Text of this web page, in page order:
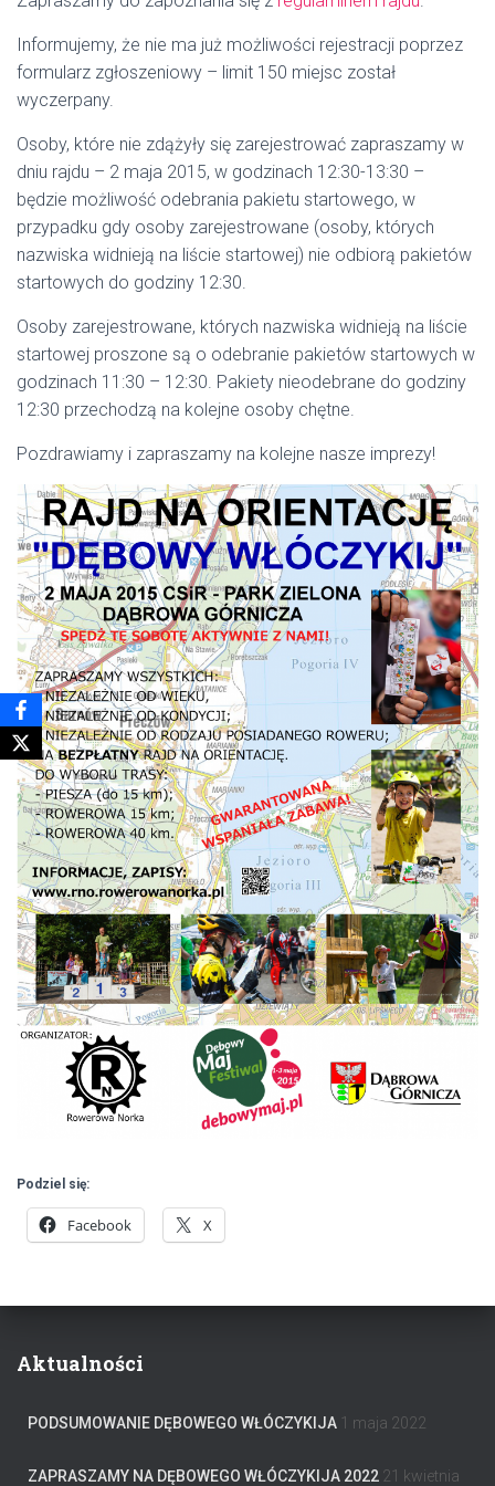
Informujemy, że nie ma już możliwości rejestracji poprzez
formularz zgłoszeniowy – limit 150 miejsc został
wyczerpany.
Osoby, które nie zdążyły się zarejestrować zapraszamy w
dniu rajdu – 2 maja 2015, w godzinach 12:30-13:30 –
będzie możliwość odebrania pakietu startowego, w
przypadku gdy osoby zarejestrowane (osoby, których
nazwiska widnieją na liście startowej) nie odbiorą pakietów
startowych do godziny 12:30.
Osoby zarejestrowane, których nazwiska widnieją na liście
startowej proszone są o odebranie pakietów startowych w
godzinach 11:30 – 12:30. Pakiety nieodebrane do godziny
12:30 przechodzą na kolejne osoby chętne.
Pozdrawiamy i zapraszamy na kolejne nasze imprezy!
Podziel się:
Facebook X
Aktualności
PODSUMOWANIE DĘBOWEGO WŁÓCZYKIJA 1 maja 2022
ZAPRASZAMY NA DĘBOWEGO WŁÓCZYKIJA 2022 21 kwietnia